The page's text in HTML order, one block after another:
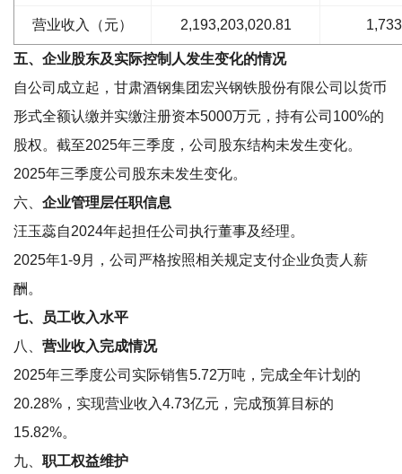
营业收入（元） 2,193,203,020.81
五、企业股东及实际控制人发生变化的情况
自公司成立起，甘肃酒钢集团宏兴钢铁股份有限公司以货币
形式全额认缴并实缴注册资本5000万元，持有公司100%的
股权。截至2025年三季度，公司股东结构未发生变化。
2025年三季度公司股东未发生变化。
六、 企业管理层任职信息
汪玉蕊自2024年起担任公司执行董事及经理。
2025年1-9月，公司严格按照相关规定支付企业负责人薪
酬。
七、员工收入水平
八、 营业收入完成情况
2025年三季度公司实际销售5.72万吨，完成全年计划的
20.28%，实现营业收入4.73亿元，完成预算目标的
15.82%。
九、 职工权益维护